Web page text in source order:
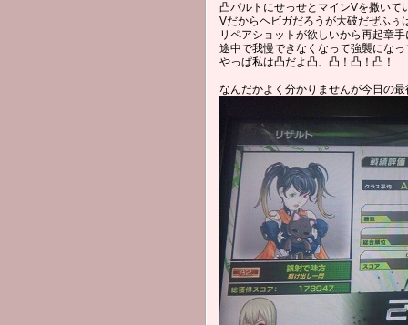
凸パルトにせっせとマインVを撒いて
Vだからヘビガだろうが大破だぜふぅ
リペアショットが欲しいから再起章
途中で我慢できなくなって強襲にな
やっぱ私は凸だよ凸、凸！凸！凸！
なんだかよく分かりませんが今日の